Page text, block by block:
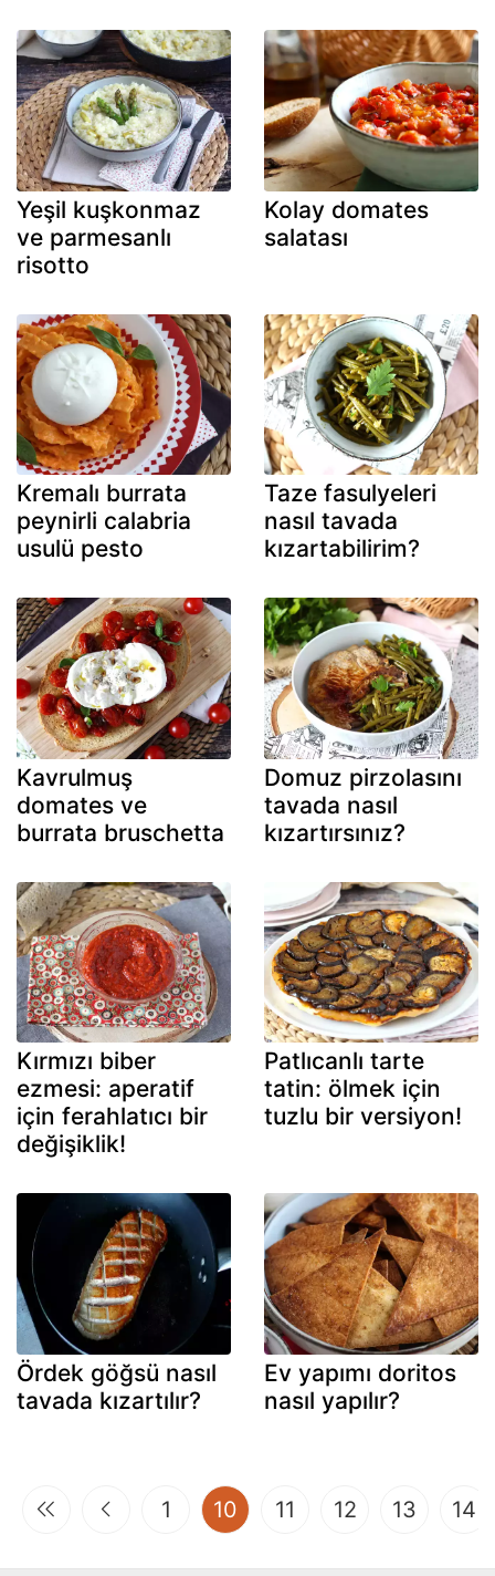
Yeşil kuşkonmaz
ve parmesanlı
risotto
Kolay domates
salatası
Kremalı burrata
peynirli calabria
usulü pesto
Taze fasulyeleri
nasıl tavada
kızartabilirim?
Kavrulmuş
domates ve
burrata bruschetta
Domuz pirzolasını
tavada nasıl
kızartırsınız?
Kırmızı biber
ezmesi: aperatif
için ferahlatıcı bir
değişiklik!
Patlıcanlı tarte
tatin: ölmek için
tuzlu bir versiyon!
Ördek göğsü nasıl
tavada kızartılır?
Ev yapımı doritos
nasıl yapılır?
1 10 (current)
11 12 13 14